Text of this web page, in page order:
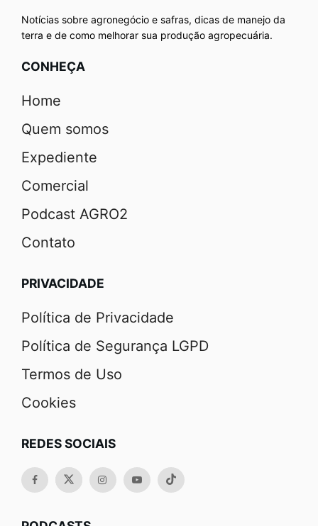
Notícias sobre agronegócio e safras, dicas de manejo da
terra e de como melhorar sua produção agropecuária.
CONHEÇA
Home
Quem somos
Expediente
Comercial
Podcast AGRO2
Contato
PRIVACIDADE
Política de Privacidade
Política de Segurança LGPD
Termos de Uso
Cookies
REDES SOCIAIS